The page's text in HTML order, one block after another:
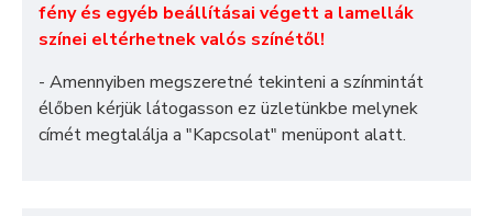
fény és egyéb beállításai végett a lamellák
színei eltérhetnek valós színétől!
- Amennyiben megszeretné tekinteni a színmintát
élőben kérjük látogasson ez üzletünkbe melynek
címét megtalálja a "Kapcsolat" menüpont alatt.